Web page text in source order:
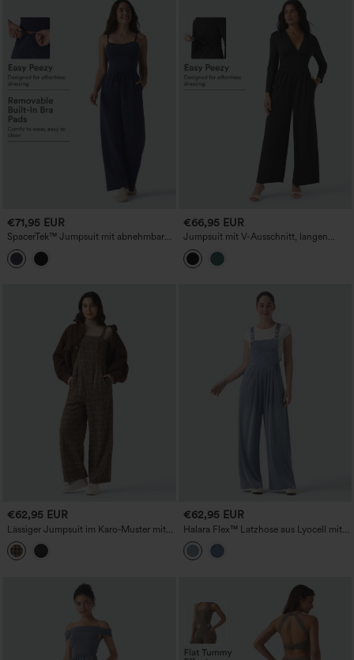
€71,95 EUR
SpacerTek™ Jumpsuit mit abnehmbaren
Trägern, Kordelzug, integriertem BH
und Taschen – Easy Peezy
€66,95 EUR
Jumpsuit mit V-Ausschnitt, langen
Ärmeln, Raffung und Taschen - Easy
Peezy Edition
€62,95 EUR
Lässiger Jumpsuit im Karo‑Muster mit
Taschen
€62,95 EUR
Halara Flex™ Latzhose aus Lyocell mit
verstellbaren Trägern, drapiertem Design
– lässig weit geschnitten, mit Taschen